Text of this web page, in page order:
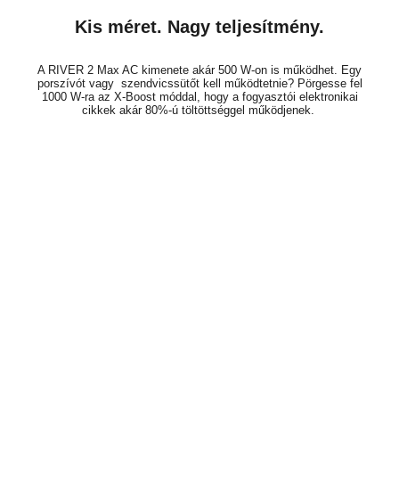
Kis méret. Nagy teljesítmény.
A RIVER 2 Max AC kimenete akár 500 W-on is működhet. Egy
porszívót vagy szendvicssütőt kell működtetnie? Pörgesse fel
1000 W-ra az X-Boost móddal, hogy a fogyasztói elektronikai
cikkek akár 80%-ú töltöttséggel működjenek.